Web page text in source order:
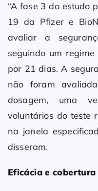
“A fase 3 do estudo
19 da Pfizer e
avaliar a
seguindo um
por 21 dias. A
não foram
dosagem, uma
voluntários do teste
na janela
disseram.
Eficácia e